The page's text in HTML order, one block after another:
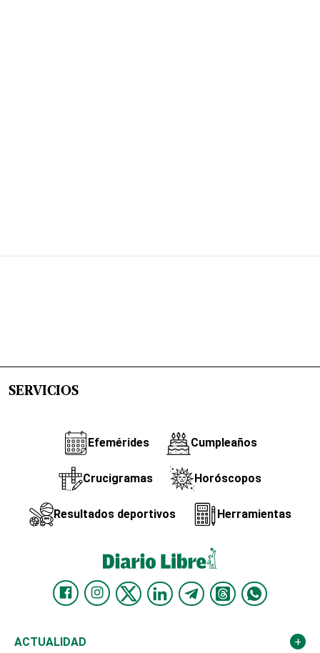
SERVICIOS
Efemérides Cumpleaños
Crucigramas Horóscopos
Resultados deportivos Herramientas
ACTUALIDAD